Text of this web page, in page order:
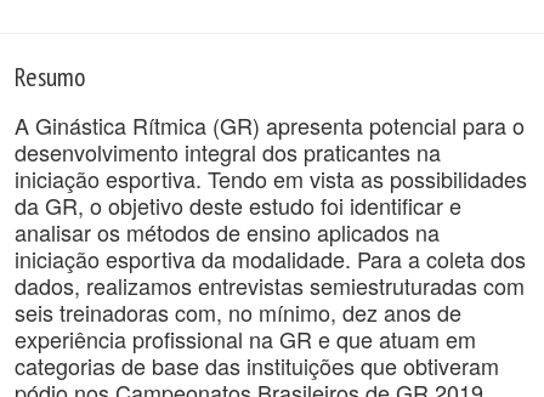
Resumo
A Ginástica Rítmica (GR) apresenta potencial para o
desenvolvimento integral dos praticantes na
iniciação esportiva. Tendo em vista as possibilidades
da GR, o objetivo deste estudo foi identificar e
analisar os métodos de ensino aplicados na
iniciação esportiva da modalidade. Para a coleta dos
dados, realizamos entrevistas semiestruturadas com
seis treinadoras com, no mínimo, dez anos de
experiência profissional na GR e que atuam em
categorias de base das instituições que obtiveram